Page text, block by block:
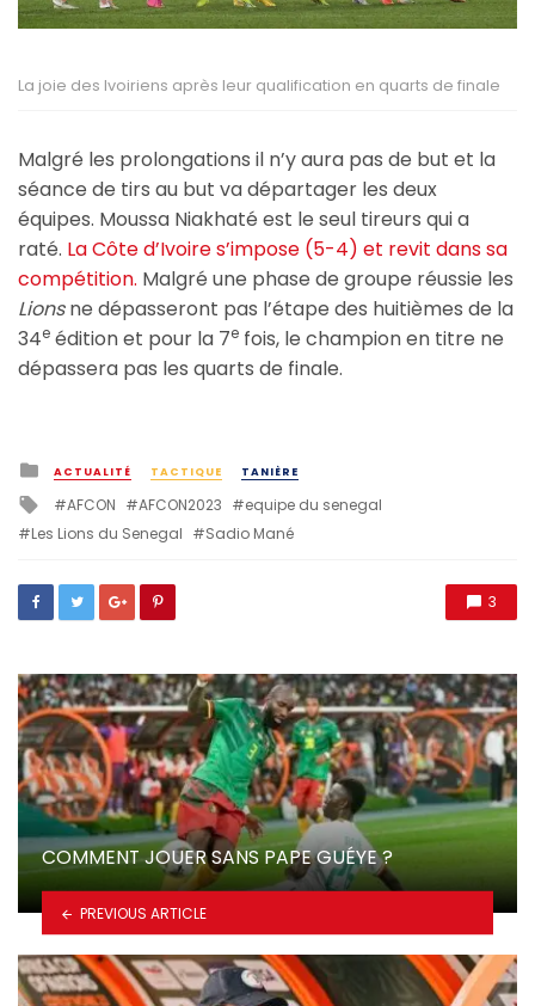
La joie des Ivoiriens après leur qualification en quarts de finale
Malgré les prolongations il n’y aura pas de but et la
séance de tirs au but va départager les deux
équipes. Moussa Niakhaté est le seul tireurs qui a
raté. La Côte d’Ivoire s’impose (5-4) et revit dans sa
compétition. Malgré une phase de groupe réussie les
Lionsne dépasseront pas l’étape des huitièmes de la
34e édition et pour la 7e fois, le champion en titre ne
dépassera pas les quarts de finale.
Posted
in
ACTUALITÉ TACTIQUE TANIÈRE
Tagged
with
AFCON AFCON2023
equipe du senegal
Les Lions du Senegal
Sadio Mané
3
COMMENT JOUER SANS PAPE GUÉYE ?
PREVIOUS ARTICLE